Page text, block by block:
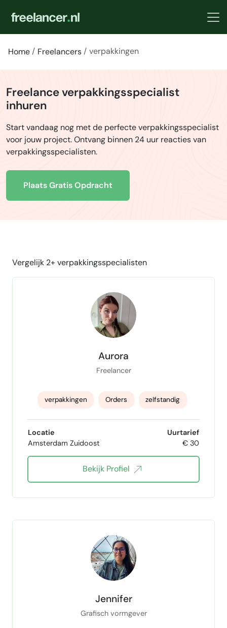
Home Freelancers verpakkingen
Freelance verpakkingsspecialist
inhuren
Start vandaag nog met de perfecte verpakkingsspecialist
voor jouw project. Ontvang binnen 24 uur reacties van
verpakkingsspecialisten.
Plaats Gratis Opdracht
Vergelijk 2+ verpakkingsspecialisten
Aurora
Freelancer
verpakkingen Orders zelfstandig
webshop onderhouden
Locatie
Amsterdam Zuidoost
Uurtarief
€ 30
Bekijk Profiel
Jennifer
Grafisch vormgever